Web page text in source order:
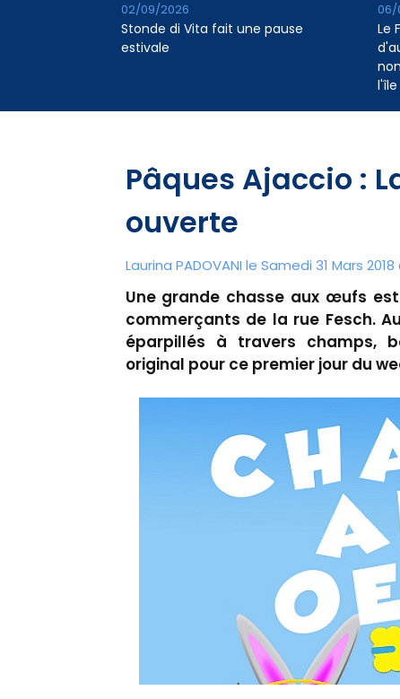
Stonde di Vita fait une pause
estivale
02/09/2026
Le
l'île
06/
Pâques Ajaccio :
ouverte
Laurina PADOVANI le Samedi 31 Mars 2018
Une grande chasse aux œufs
commerçants de la rue Fesch.
éparpillés à travers champs,
original pour ce premier jour du